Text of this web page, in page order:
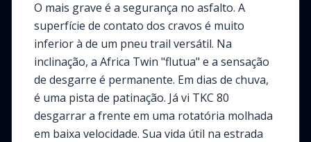
O mais grave é a segurança no asfalto. A
superfície de contato dos cravos é muito
inferior à de um pneu trail versátil. Na
inclinação, a Africa Twin "flutua" e a sensação
de desgarre é permanente. Em dias de chuva,
é uma pista de patinação. Já vi TKC 80
desgarrar a frente em uma rotatória molhada
em baixa velocidade. Sua vida útil na estrada